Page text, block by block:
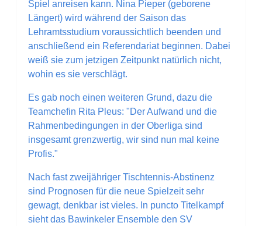
Spiel anreisen kann. Nina Pieper (geborene
Längert) wird während der Saison das
Lehramtsstudium voraussichtlich beenden und
anschließend ein Referendariat beginnen. Dabei
weiß sie zum jetzigen Zeitpunkt natürlich nicht,
wohin es sie verschlägt.
Es gab noch einen weiteren Grund, dazu die
Teamchefin Rita Pleus: "Der Aufwand und die
Rahmenbedingungen in der Oberliga sind
insgesamt grenzwertig, wir sind nun mal keine
Profis."
Nach fast zweijähriger Tischtennis-Abstinenz
sind Prognosen für die neue Spielzeit sehr
gewagt, denkbar ist vieles. In puncto Titelkampf
sieht das Bawinkeler Ensemble den SV